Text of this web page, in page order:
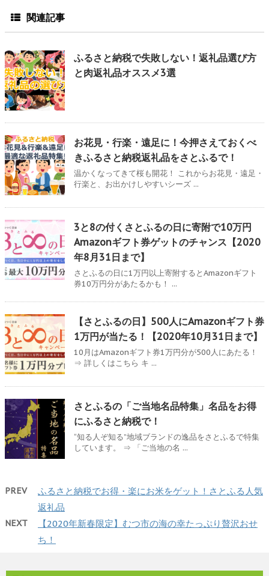
関連記事
ふるさと納税で失敗しない！返礼品選び方
と肉返礼品オススメ3選
お花見・行楽・遠足に！今押さえておくべ
きふるさと納税返礼品をさとふるで！
温かくなってきて桜も開花！ これからお花見・遠足・
行楽と、お出かけしやすいシーズ ...
3と8の付くさとふるの日に寄附で10万円
Amazonギフト券ゲットのチャンス【2020
年8月31日まで】
さとふるの日に1万円以上寄附するとAmazonギフト
券10万円分があたるかも！ ...
【さとふるの日】500人にAmazonギフト券
1万円が当たる！【2020年10月31日まで】
10月はAmazonギフト券1万円分が500人にあたる！
⇒ 詳しくはこちら キ ...
さとふるの「ご当地名品特集」名品をお得
にふるさと納税で！
“知る人ぞ知る”地域ブランドの逸品をさとふるで特集
しています。 ⇒ 「ご当地の名 ...
PREV
ふるさと納税でお得・楽にお米をゲット！さとふる人気
返礼品
NEXT
【2020年新春限定】むつ市の海の幸たっぷり贅沢おせ
ち！